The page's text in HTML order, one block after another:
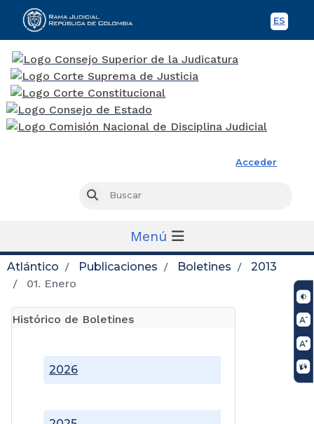
ES
Acceder
Buscar
Menú
Atlántico Publicaciones Boletines
2013
01. Enero
Histórico de Boletines
2026